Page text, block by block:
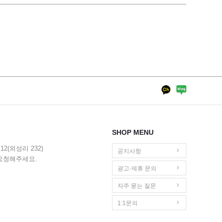
외성리 232)
청해주세요.
SHOP MENU
공지사항
광고·제휴 문의
자주 묻는 질문
1:1문의